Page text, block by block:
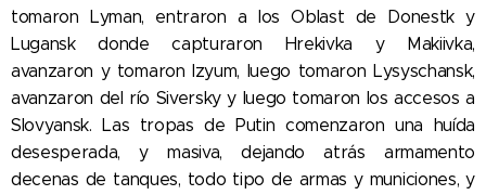
tomaron Lyman, entraron a los Oblast de Donestk y
Lugansk donde capturaron Hrekivka y Makiivka,
avanzaron y tomaron Izyum, luego tomaron Lysyschansk,
avanzaron del río Siversky y luego tomaron los accesos a
Slovyansk. Las tropas de Putin comenzaron una huída
desesperada, y masiva, dejando atrás armamento
decenas de tanques, todo tipo de armas y municiones, y